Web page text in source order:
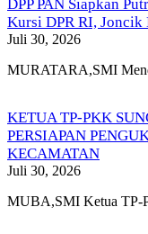
DPP PAN Siapkan
Kursi DPR RI, Joncik
Juli 30, 2026
MURATARA,SMI
KETUA TP-PKK
PERSIAPAN
KECAMATAN
Juli 30, 2026
MUBA,SMI Ketua TP-